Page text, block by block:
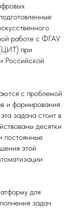
работе с ФГАУ
при
Российской
с проблемой
и формирования
задача стоит в
десятки
постоянные
этой
для
задач